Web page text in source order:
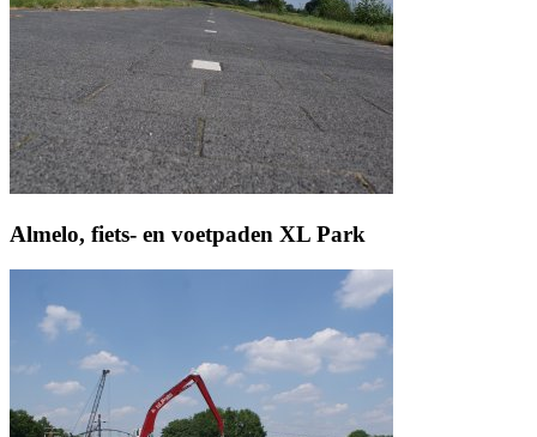
Almelo, fiets- en voetpaden XL Park